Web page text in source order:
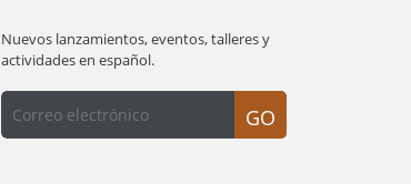
Nuevos lanzamientos, eventos, talleres y
actividades en español.
GO